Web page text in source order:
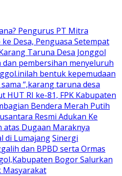
Pengurus PT Mitra
Desa, Penguasa Setempat
Taruna Desa Jonggol
pembersihan menyeluruh
bentuk kepemudaan
“,karang taruna desa
HUT RI ke-81, FPK Kabupaten
Bendera Merah Putih
Resmi Adukan Ke
atas Dugaan Maraknya
di LumajangSinergi
dan BPBD serta Ormas
Bogor Salurkan
Masyarakat